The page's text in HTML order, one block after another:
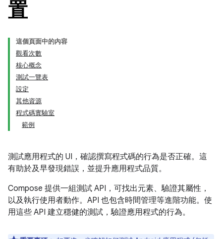
置
這個頁面中的內容
觀看次數
核心概念
測試一覽表
設定
其他資源
程式碼實驗室
範例
測試應用程式的 UI，確認撰寫程式碼的行為是否正確。這
有助於及早發現錯誤，並提升應用程式品質。
Compose 提供一組測試 API，可找出元素、驗證其屬性，
以及執行使用者動作。API 也包含時間管理等進階功能。使
用這些 API 建立穩健的測試，驗證應用程式的行為。